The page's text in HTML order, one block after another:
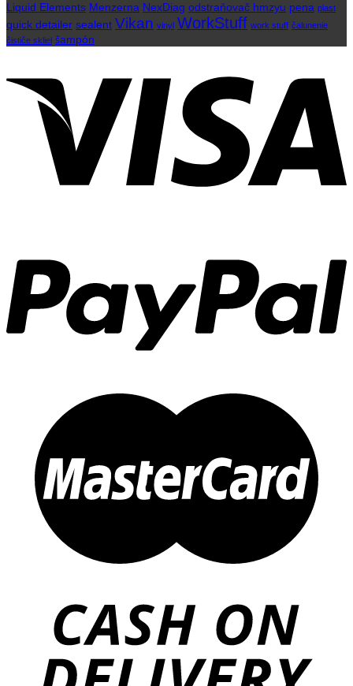
Liquid Elements Menzerna NexDiag odstraňovač hmzyu pena plast
quick detailer sealent Vikan vinyl WorkStuff work stuff čalunenie
čističe skliel šampón